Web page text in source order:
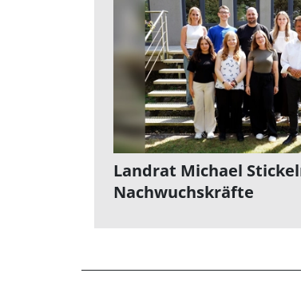
Landrat Michael
Nachwuchskräfte